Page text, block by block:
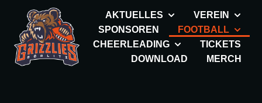
AKTUELLES
VEREIN
SPONSOREN
FOOTBALL
CHEERLEADING
TICKETS
DOWNLOAD
MERCH